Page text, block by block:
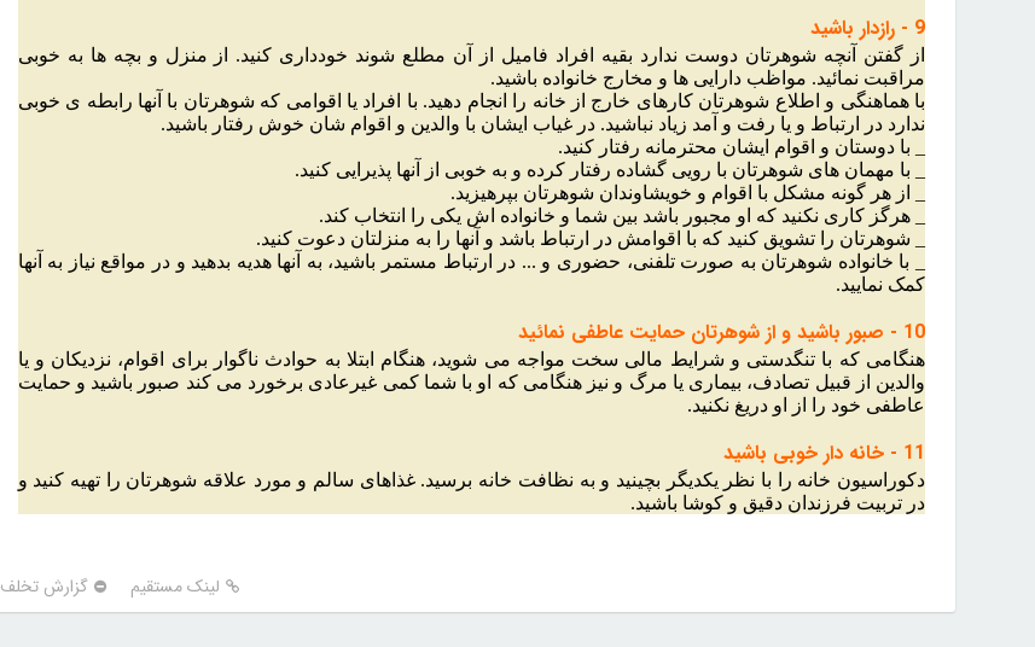
9 - رازدار باشید
از گفتن آنچه شوهرتان دوست ندارد بقیه افراد فامیل از آن مطلع شوند خودداری کنید. از منزل و بچه ها به خوبی
مراقبت نمائید. مواظب دارایی ها و مخارج خانواده باشید.
با هماهنگی و اطلاع شوهرتان کارهای خارج از خانه را انجام دهید. با افراد یا اقوامی که شوهرتان با آنها رابطه ی خوبی
ندارد در ارتباط و یا رفت و آمد زیاد نباشید. در غیاب ایشان با والدین و اقوام شان خوش رفتار باشید.
_ با دوستان و اقوام ایشان محترمانه رفتار کنید.
_ با مهمان های شوهرتان با رویی گشاده رفتار کرده و به خوبی از آنها پذیرایی کنید.
_ از هر گونه مشکل با اقوام و خویشاوندان شوهرتان بپرهیزید.
_ هرگز کاری نکنید که او مجبور باشد بین شما و خانواده اش یکی را انتخاب کند.
_ شوهرتان را تشویق کنید که با اقوامش در ارتباط باشد و آنها را به منزلتان دعوت کنید.
_ با خانواده شوهرتان به صورت تلفنی، حضوری و ... در ارتباط مستمر باشید، به آنها هدیه بدهید و در مواقع نیاز به آنها
کمک نمایید.
10 - صبور باشید و از شوهرتان حمایت عاطفی نمائید
هنگامی که با تنگدستی و شرایط مالی سخت مواجه می شوید، هنگام ابتلا به حوادث ناگوار برای اقوام، نزدیکان و یا
والدین از قبیل تصادف، بیماری یا مرگ و نیز هنگامی که او با شما کمی غیرعادی برخورد می کند صبور باشید و حمایت
عاطفی خود را از او دریغ نکنید.
11 - خانه دار خوبی باشید
دکوراسیون خانه را با نظر یکدیگر بچینید و به نظافت خانه برسید. غذاهای سالم و مورد علاقه شوهرتان را تهیه کنید و
در تربیت فرزندان دقیق و کوشا باشید.
لینک مستقیم گزارش تخلف